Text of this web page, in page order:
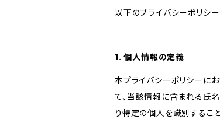
以下のプライバシーポリシー
1. 個人情報の定義
本プライバシーポリシーに
て、当該情報に含まれる氏
り特定の個人を識別するこ